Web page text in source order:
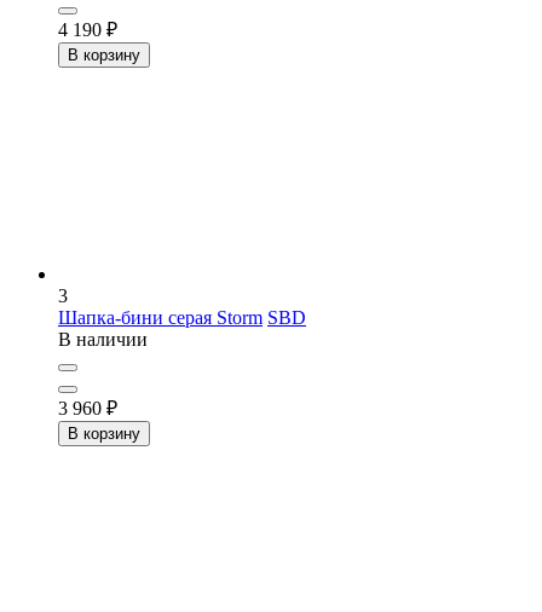
4 190 ₽
В корзину
3
Шапка-бини серая Storm SBD
В наличии
3 960 ₽
В корзину